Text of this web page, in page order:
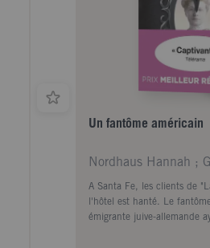
Un fantôme américain
A Santa Fe, les clients de
l'hôtel est hanté. Le
émigrante juive-allemande